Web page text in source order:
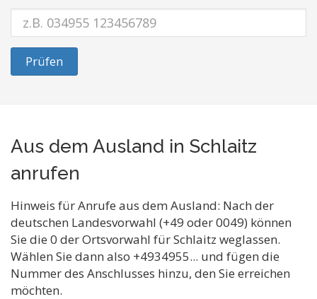
Prüfen
Aus dem Ausland in Schlaitz
anrufen
Hinweis für Anrufe aus dem Ausland: Nach der
deutschen Landesvorwahl (+49 oder 0049) können
Sie die 0 der Ortsvorwahl für Schlaitz weglassen.
Wählen Sie dann also +4934955... und fügen die
Nummer des Anschlusses hinzu, den Sie erreichen
möchten.